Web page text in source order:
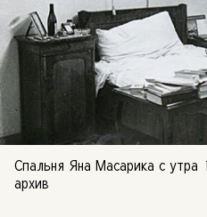
Спальня Яна Масарика с
архив